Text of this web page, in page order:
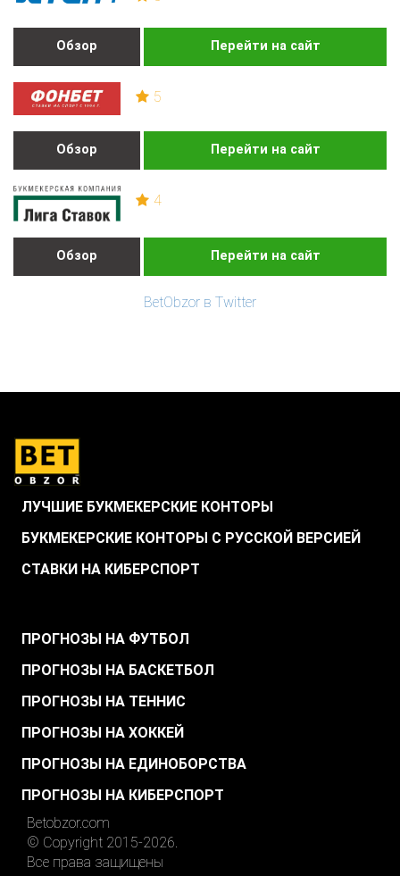
Обзор Перейти на сайт
5
Обзор Перейти на сайт
4
Обзор Перейти на сайт
BetObzor в Twitter
ЛУЧШИЕ БУКМЕКЕРСКИЕ КОНТОРЫ
БУКМЕКЕРСКИЕ КОНТОРЫ С РУССКОЙ ВЕРСИЕЙ
СТАВКИ НА КИБЕРСПОРТ
ПРОГНОЗЫ НА ФУТБОЛ
ПРОГНОЗЫ НА БАСКЕТБОЛ
ПРОГНОЗЫ НА ТЕННИС
ПРОГНОЗЫ НА ХОККЕЙ
ПРОГНОЗЫ НА ЕДИНОБОРСТВА
ПРОГНОЗЫ НА КИБЕРСПОРТ
Betobzor.com
© Copyright 2015-2026.
Все права защищены